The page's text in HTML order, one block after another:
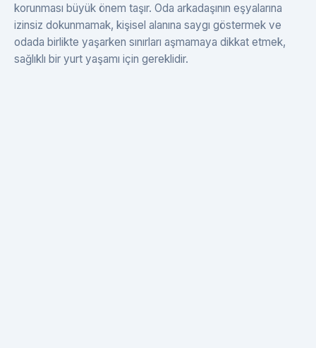
korunması büyük önem taşır. Oda arkadaşının eşyalarına
izinsiz dokunmamak, kişisel alanına saygı göstermek ve
odada birlikte yaşarken sınırları aşmamaya dikkat etmek,
sağlıklı bir yurt yaşamı için gereklidir.